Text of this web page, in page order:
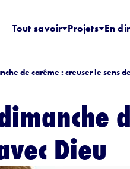
Tout savoir Projets En
de carême : creuser le sens
Dieu